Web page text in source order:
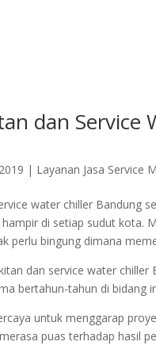
dan
| Layanan Jasa Service
water chiller Bandung
di setiap sudut kota.
perlu bingung dimana
dan service water
bertahun-tahun di bidang
untuk menggarap
puas terhadap hasil